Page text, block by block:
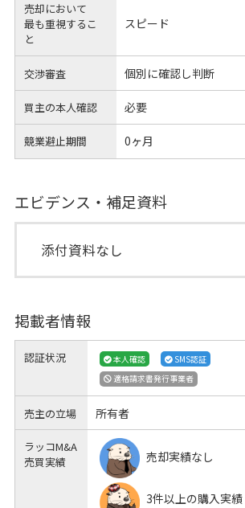
売却において
最も重視するこ
と
スピード
交渉審査 個別に確認し判断
買主の本人確認 必要
競業避止期間 0ヶ月
エビデンス・補足資料
添付資料なし
掲載者情報
認証状況 本人確認
SMS認証
適格請求書発行事業者
売主の立場 所有者
ラッコM&A
売買実績
売却実績なし
3件以上の購入実績